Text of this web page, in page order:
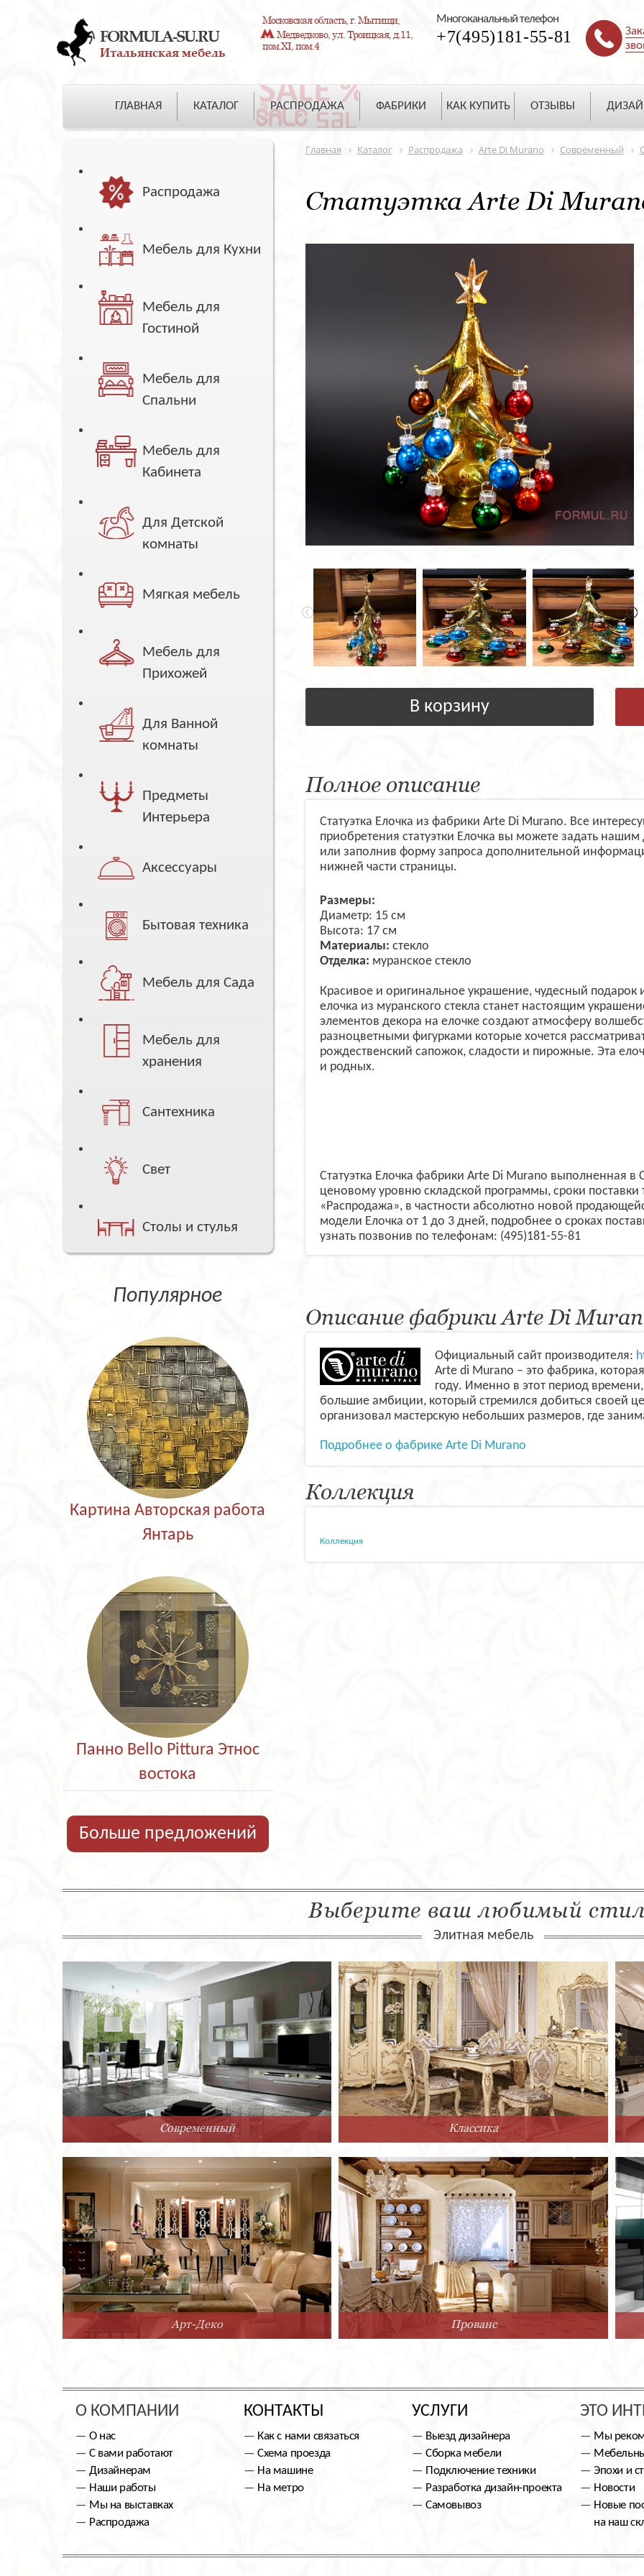
FORMULA-SU.RU
Итальянская мебель
Московская область, г. Мытищи,
Медведково, ул. Троицкая, д.11,
пом.XI, пом.4
Многоканальный телефон
+7(495)181-55-81
ГЛАВНАЯ КАТАЛОГ РАСПРОДАЖА ФАБРИКИ КАК КУПИТЬ ОТЗЫВЫ
Распродажа
Мебель для Кухни
Мебель для
Гостиной
Мебель для
Спальни
Мебель для
Кабинета
Для Детской
комнаты
Мягкая мебель
Мебель для
Прихожей
Для Ванной
комнаты
Предметы
Интерьера
Аксессуары
Бытовая техника
Мебель для Сада
Мебель для
хранения
Сантехника
Свет
Столы и стулья
Популярное
Картина Авторская работа
Янтарь
Панно Bello Pittura Этнос
востока
Больше предложений
Главная Каталог Распродажа Arte Di Murano Современный
Статуэтка Arte Di
В корзину
Полное описание
Статуэтка Елочка из фабрики Arte Di Murano. Все
приобретения статуэтки Елочка вы можете задать
или заполнив форму запроса дополнительной
нижней части страницы.
Размеры:
Диаметр: 15 см
Высота: 17 см
Материалы: стекло
Отделка: муранское стекло
Красивое и оригинальное украшение, чудесный подарок
елочка из муранского стекла станет настоящим
элементов декора на елочке создают атмосферу
разноцветными фигурками которые хочется
рождественский сапожок, сладости и пирожные. Эта
и родных.
Статуэтка Елочка фабрики Arte Di Murano выполненная
ценовому уровню складской программы, сроки поставки
«Распродажа», в частности абсолютно новой
модели Елочка от 1 до 3 дней, подробнее о сроках
узнать позвонив по телефонам: (495)181-55-81
Описание фабрики Arte Di
Официальный сайт производителя:
Arte di Murano – это фабрика,
году. Именно в этот период
большие амбиции, который стремился добиться своей
организовал мастерскую небольших размеров, где
Подробнее о фабрике Arte Di Murano
Коллекция
Коллекция
Выберите ваш любимый
Элитная мебель
Современный Классика
Арт-Деко Прованс
О КОМПАНИИ
О нас
С вами работают
Дизайнерам
Наши работы
Мы на выставках
Распродажа
КОНТАКТЫ
Как с нами связаться
Схема проезда
На машине
На метро
УСЛУГИ
Выезд дизайнера
Сборка мебели
Подключение техники
Разработка дизайн-проекта
Самовывоз
ЭТО
Мы
Эпохи и
Новости
Новые
на наш